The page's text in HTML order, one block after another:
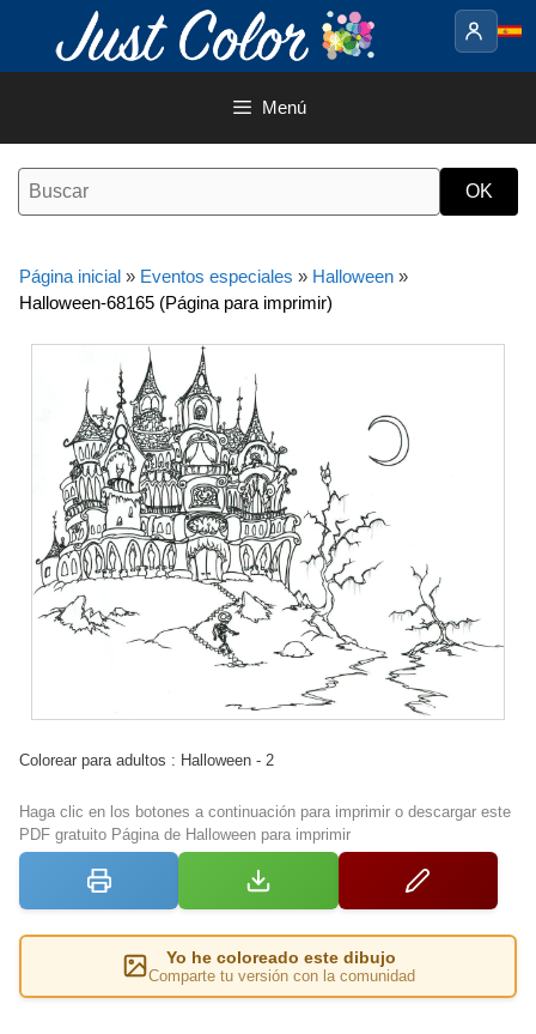
contenido
Menú
Página inicial » Eventos especiales » Halloween »
Halloween-68165 (Página para imprimir)
Colorear para adultos : Halloween - 2
Haga clic en los botones a continuación para imprimir o descargar este
PDF gratuito Página de Halloween para imprimir
Yo he coloreado este dibujo
Comparte tu versión con la comunidad